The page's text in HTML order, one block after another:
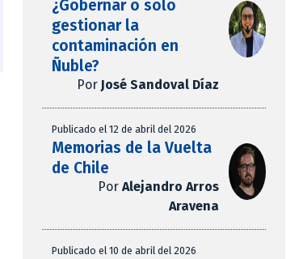
¿Gobernar o solo
gestionar la
contaminación en
Ñuble?
Por José Sandoval Díaz
Publicado el 12 de abril del 2026
Memorias de la Vuelta
de Chile
Por Alejandro Arros
Aravena
Publicado el 10 de abril del 2026